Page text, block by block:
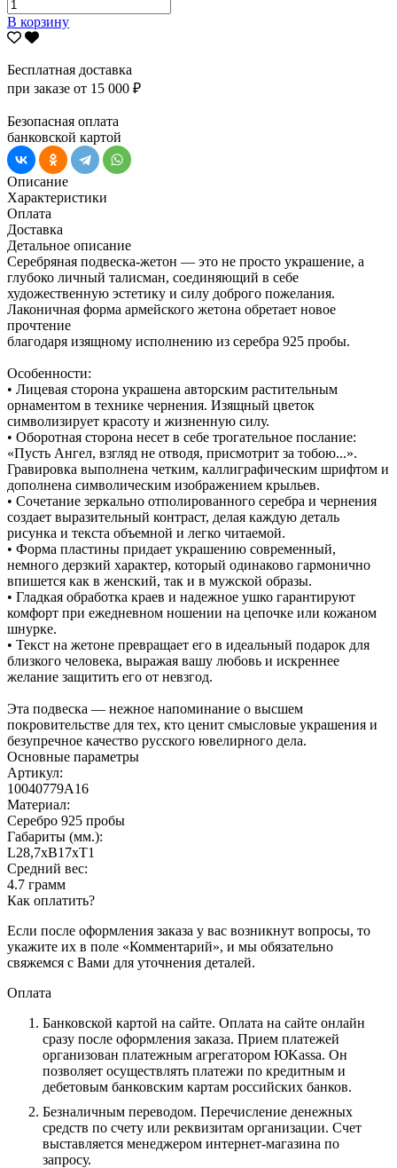
В корзину
Бесплатная доставка
при заказе от 15 000 ₽
Безопасная оплата
банковской картой
Описание
Характеристики
Оплата
Доставка
Детальное описание
Серебряная подвеска-жетон — это не просто украшение, а
глубоко личный талисман, соединяющий в себе
художественную эстетику и силу доброго пожелания.
Лаконичная форма армейского жетона обретает новое
прочтение
благодаря изящному исполнению из серебра 925 пробы.
Особенности:
• Лицевая сторона украшена авторским растительным
орнаментом в технике чернения. Изящный цветок
символизирует красоту и жизненную силу.
• Оборотная сторона несет в себе трогательное послание:
«Пусть Ангел, взгляд не отводя, присмотрит за тобою...».
Гравировка выполнена четким, каллиграфическим шрифтом и
дополнена символическим изображением крыльев.
• Сочетание зеркально отполированного серебра и чернения
создает выразительный контраст, делая каждую деталь
рисунка и текста объемной и легко читаемой.
• Форма пластины придает украшению современный,
немного дерзкий характер, который одинаково гармонично
впишется как в женский, так и в мужской образы.
• Гладкая обработка краев и надежное ушко гарантируют
комфорт при ежедневном ношении на цепочке или кожаном
шнурке.
• Текст на жетоне превращает его в идеальный подарок для
близкого человека, выражая вашу любовь и искреннее
желание защитить его от невзгод.
Эта подвеска — нежное напоминание о высшем
покровительстве для тех, кто ценит смысловые украшения и
безупречное качество русского ювелирного дела.
Основные параметры
Артикул:
10040779А16
Материал:
Серебро 925 пробы
Габариты (мм.):
L28,7хB17хT1
Средний вес:
4.7 грамм
Как оплатить?
Если после оформления заказа у вас возникнут вопросы, то
укажите их в поле «Комментарий», и мы обязательно
свяжемся с Вами для уточнения деталей.
Оплата
Банковской картой на сайте. Оплата на сайте онлайн
сразу после оформления заказа. Прием платежей
организован платежным агрегатором ЮKassa. Он
позволяет осуществлять платежи по кредитным и
дебетовым банковским картам российских банков.
Безналичным переводом. Перечисление денежных
средств по счету или реквизитам организации. Счет
выставляется менеджером интернет-магазина по
запросу.